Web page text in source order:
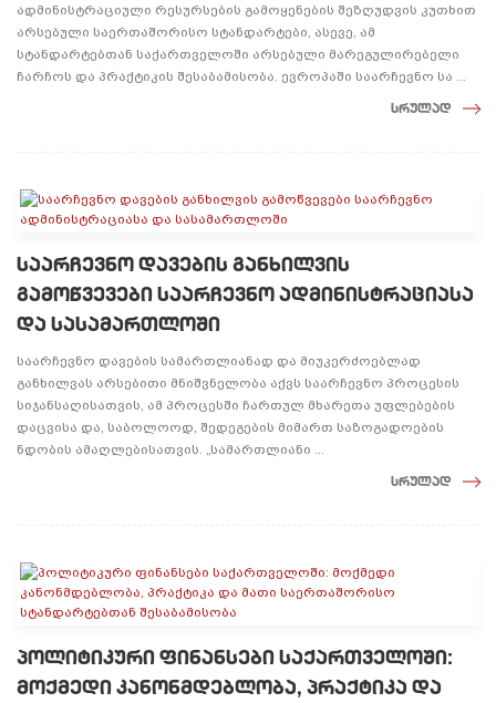
ადმინისტრაციული რესურსების გამოყენების შეზღუდვის კუთხით
არსებული საერთაშორისო სტანდარტები, ასევე, ამ
სტანდარტებთან საქართველოში არსებული მარეგულირებელი
ჩარჩოს და პრაქტიკის შესაბამისობა. ევროპაში საარჩევნო სა ...
სრულად
საარჩევნო დავების განხილვის
გამოწვევები საარჩევნო ადმინისტრაციასა
და სასამართლოში
საარჩევნო დავების სამართლიანად და მიუკერძოებლად
განხილვას არსებითი მნიშვნელობა აქვს საარჩევნო პროცესის
სიჯანსაღისათვის, ამ პროცესში ჩართულ მხარეთა უფლებების
დაცვისა და, საბოლოოდ, შედეგების მიმართ საზოგადოების
ნდობის ამაღლებისათვის. „სამართლიანი ...
სრულად
პოლიტიკური ფინანსები საქართველოში:
მოქმედი კანონმდებლობა, პრაქტიკა და